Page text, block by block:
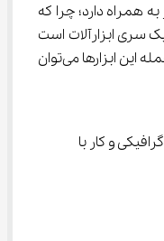
نیز به همراه دارد؛ چرا که
سری ابزارآلات است
که خرید آن‌ها هزینه‌بر می‌باشد. از جمله این ابزارها می‌توان
و کار با